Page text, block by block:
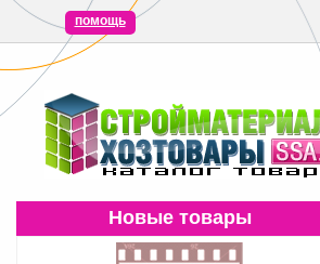
помощь
Новые товары